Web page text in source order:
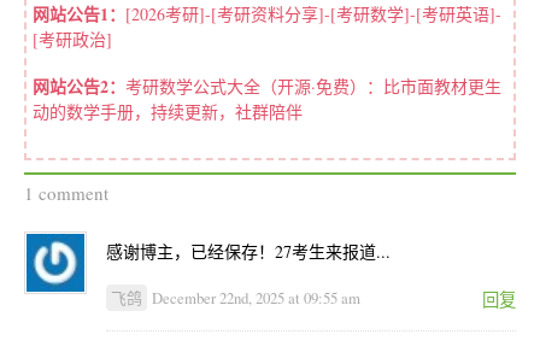
网站公告1： [2026考研]-[考研资料分享]-[考研数学]-[考研英语]-
[考研政治]
网站公告2： 考研数学公式大全（开源·免费）：比市面教材更生
动的数学手册，持续更新，社群陪伴
1 comment
感谢博主，已经保存！27考生来报道...
飞鸽 December 22nd, 2025 at 09:55 am 回复